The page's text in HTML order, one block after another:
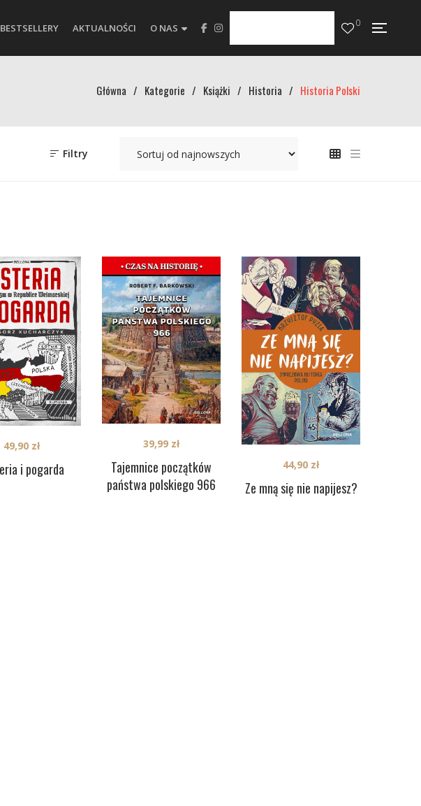
BESTSELLERY AKTUALNOŚCI O NAS 0
Główna / Kategorie / Książki / Historia / Historia Polski
Filtry
i pogarda
49,90 zł
Tajemnice początków
państwa polskiego 966
39,99 zł
Ze mną się nie napijesz?
44,90 zł